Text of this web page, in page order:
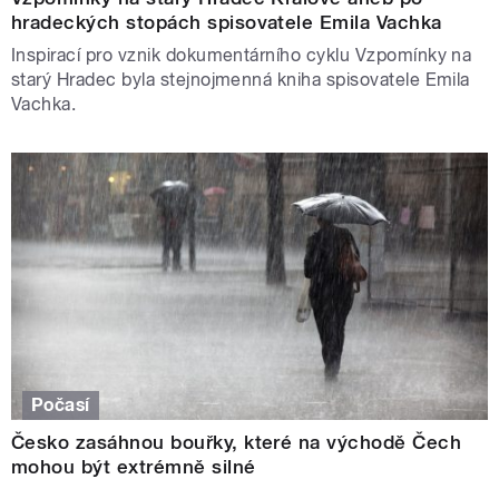
hradeckých stopách spisovatele Emila Vachka
Inspirací pro vznik dokumentárního cyklu Vzpomínky na
starý Hradec byla stejnojmenná kniha spisovatele Emila
Vachka.
Počasí
Česko zasáhnou bouřky, které na východě Čech
mohou být extrémně silné